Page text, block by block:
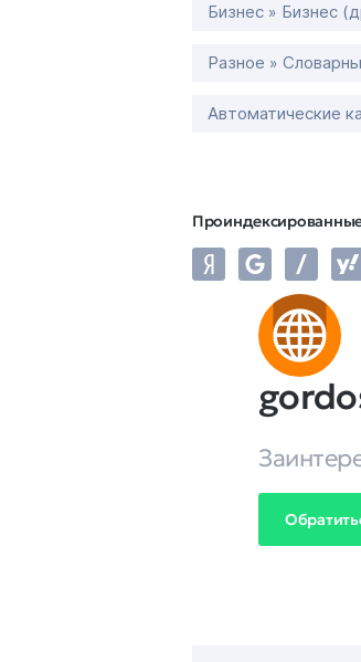
Бизнес » Бизнес
Разное »
Автоматические